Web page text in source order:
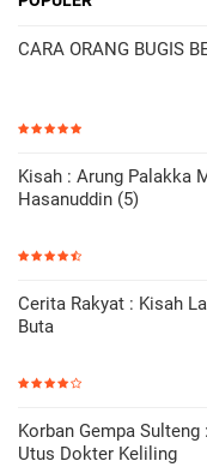
CARA ORANG BUGIS
Kisah : Arung Palakka
Hasanuddin (5)
Cerita Rakyat : Kisah
Buta
Korban Gempa
Utus Dokter Keliling